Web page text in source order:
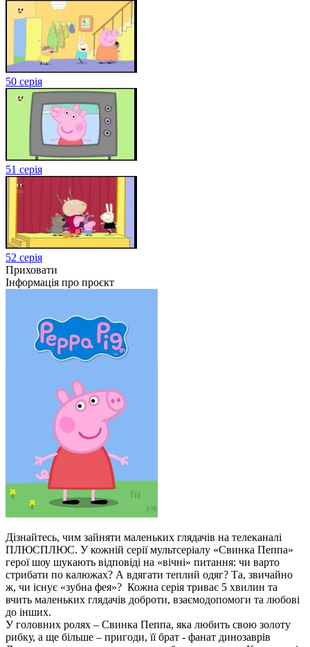
50 серія
51 серія
52 серія
Приховати
Інформація про проєкт
Дізнайтесь, чим зайняти маленьких глядачів на телеканалі
ПЛЮСПЛЮС. У кожній серії мультсеріалу «Свинка Пеппа»
герої шоу шукають відповіді на «вічні» питання: чи варто
стрибати по калюжах? А вдягати теплий одяг? Та, звичайно
ж, чи існує «зубна фея»? Кожна серія триває 5 хвилин та
вчить маленьких глядачів доброти, взаємодопомоги та любові
до інших.
У головних ролях – Свинка Пеппа, яка любить свою золоту
рибку, а ще більше – пригоди, її брат - фанат динозаврів